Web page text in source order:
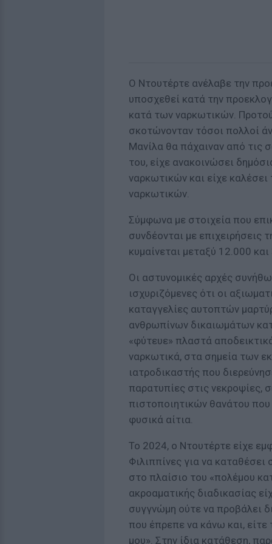
Ο Ντουτέρτε ανέλαβε την
υποσχεθεί κατά την
κατά των ναρκωτικών.
σκοτώνονταν τόσοι πολλοί
Μανίλα θα πάχαιναν από τις
του, είχε ανακοινώσει
ναρκωτικών και είχε
ναρκωτικών.
Σύμφωνα με στοιχεία που
συνδέονται με
κυμαίνεται μεταξύ 12.000
Οι αστυνομικές αρχές
ισχυριζόμενες ότι οι
καταγγελίες αυτοπτών
ανθρωπίνων δικαιωμάτων
«φύτευε» πλαστά
ναρκωτικά, στα σημεία των
ιατροδικαστής που
παρατυπίες στις
πιστοποιητικών θανάτου
φυσικά αίτια.
Το 2024, ο Ντουτέρτε είχε
Φιλιππίνες για να
στο πλαίσιο του «πολέμου
ακροαματικής διαδικασίας
συγγνώμη ούτε να προβάλει
που έπρεπε να κάνω και, είτε
μου». Στην ίδια κατάθεση,